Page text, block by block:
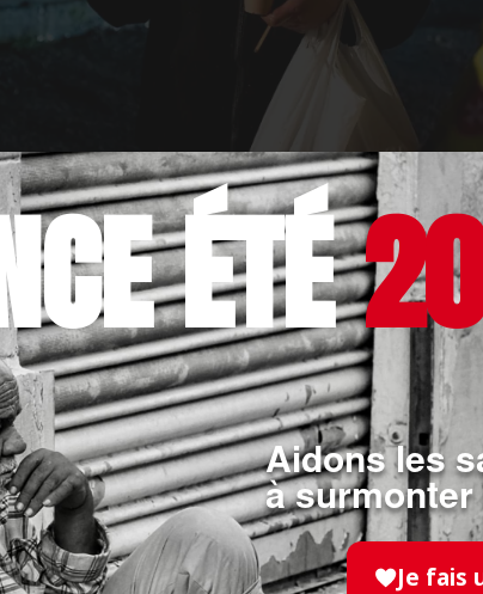
Des bénévoles en maraude à Mulhouse.
photo : @Florian Garcia / Ordre de Malte France
chiffres en 2025 :
et médico-sociaux
ÉTÉ
Aidons les
à
Je fais